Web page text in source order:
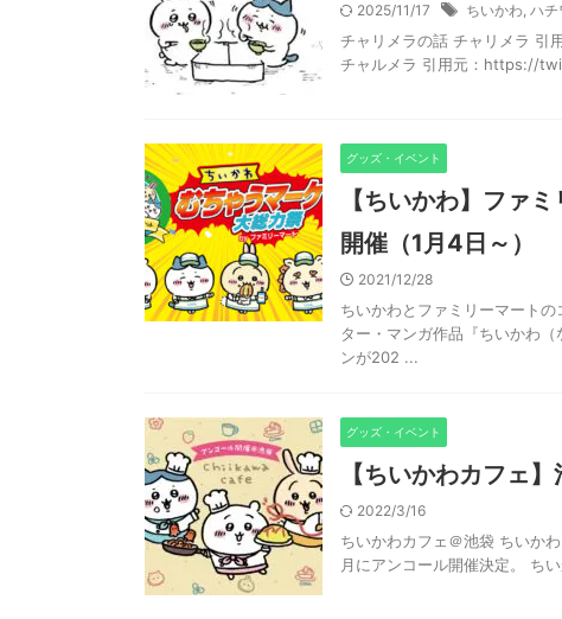
2025/11/17 ちいかわ, ハチ
チャリメラの話 チャリメラ
チャルメラ 引用元：https://
グッズ・イベント
【ちいかわ】ファ
開催（1月4日～）
2021/12/28
ちいかわとファミリーマート
ター・マンガ作品『ちいかわ
ンが202 ...
グッズ・イベント
【ちいかわカフェ
2022/3/16
ちいかわカフェ＠池袋 ちいか
月にアンコール開催決定。 ち